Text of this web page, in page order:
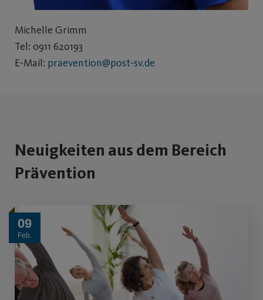
Michelle Grimm
Tel: 0911 620193
E-Mail: praevention@post-sv.de
Neuigkeiten aus dem Bereich
Prävention
09
Feb.